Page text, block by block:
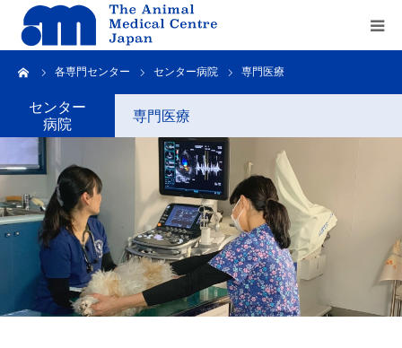
各専門センター センター病院 専門医療
センター
病院
専門医療
Home
about us
service
recruit
contact us